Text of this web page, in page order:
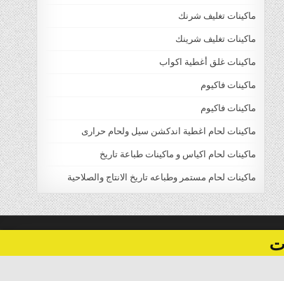
ماكينات تغليف شرنك
ماكينات تغليف شرينك
ماكينات غلق أغطية اكواب
ماكينات فاكيوم
ماكينات فاكيوم
ماكينات لحام اغطية اندكشن سيل ولحام حرارى
ماكينات لحام اكياس و ماكينات طباعة تاريخ
ماكينات لحام مستمر وطباعه تاريخ الانتاج والصلاحية